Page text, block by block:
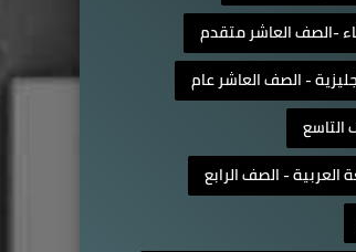
-الصف العاشر متقدم
- الصف العاشر عام
التاسع
العربية - الصف الرابع